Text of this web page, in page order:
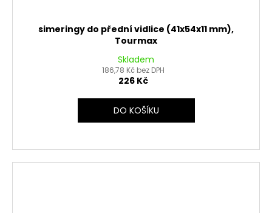
simeringy do přední vidlice (41x54x11 mm),
Tourmax
Skladem
186,78 Kč bez DPH
226 Kč
DO KOŠÍKU